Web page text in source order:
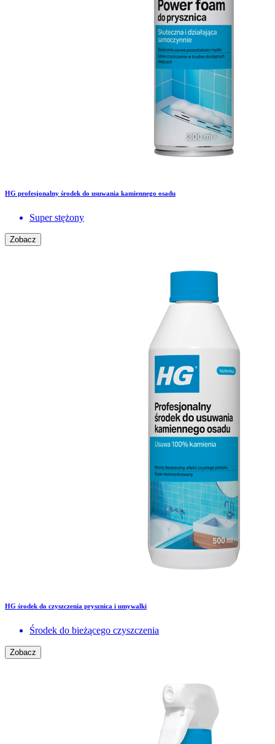
HG profesjonalny środek do usuwania kamiennego osadu
Super stężony
Zobacz
HG środek do czyszczenia prysznica i umywalki
Środek do bieżącego czyszczenia
Zobacz